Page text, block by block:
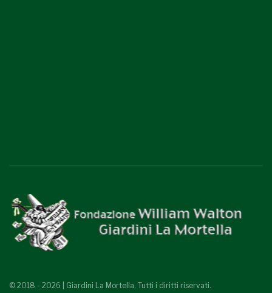
© 2018 - 2026 | Giardini La Mortella. Tutti i diritti riservati.